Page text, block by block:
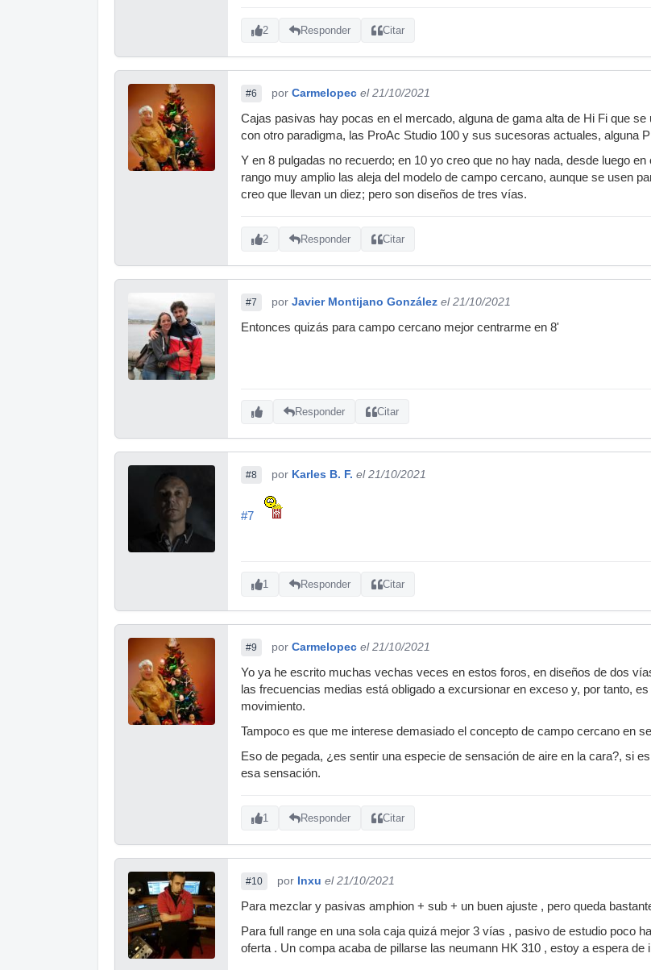
2 Responder Citar
#6 por Carmelopec el 21/10/2021
Cajas pasivas hay pocas en el mercado, alguna de gama alta de Hi Fi que
con otro paradigma, las ProAc Studio 100 y sus sucesoras actuales, alguna
Y en 8 pulgadas no recuerdo; en 10 yo creo que no hay nada, desde luego
rango muy amplio las aleja del modelo de campo cercano, aunque se usen
creo que llevan un diez; pero son diseños de tres vías.
2 Responder Citar
#7 por Javier Montijano González el 21/10/2021
Entonces quizás para campo cercano mejor centrarme en 8'
Responder Citar
#8 por Karles B. F. el 21/10/2021
#7
1 Responder Citar
#9 por Carmelopec el 21/10/2021
Yo ya he escrito muchas vechas veces en estos foros, en diseños de dos
las frecuencias medias está obligado a excursionar en exceso y, por tanto,
movimiento.
Tampoco es que me interese demasiado el concepto de campo cercano en
Eso de pegada, ¿es sentir una especie de sensación de aire en la cara?, si
esa sensación.
1 Responder Citar
#10 por Inxu el 21/10/2021
Para mezclar y pasivas amphion + sub + un buen ajuste , pero queda
Para full range en una sola caja quizá mejor 3 vías , pasivo de estudio poco
oferta . Un compa acaba de pillarse las neumann HK 310 , estoy a espera de